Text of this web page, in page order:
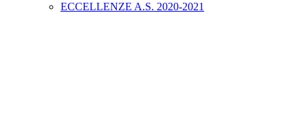
ECCELLENZE A.S. 2020-2021